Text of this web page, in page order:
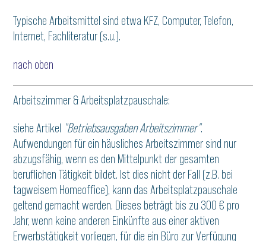
Typische Arbeitsmittel sind etwa KFZ, Computer, Telefon,
Internet, Fachliteratur (s.u.).
nach oben
Arbeitszimmer & Arbeitsplatzpauschale:
siehe Artikel "Betriebsausgaben Arbeitszimmer".
Aufwendungen für ein häusliches Arbeitszimmer sind nur
abzugsfähig, wenn es den Mittelpunkt der gesamten
beruflichen Tätigkeit bildet. Ist dies nicht der Fall (z.B. bei
tagweisem Homeoffice), kann das Arbeitsplatzpauschale
geltend gemacht werden. Dieses beträgt bis zu 300 € pro
Jahr, wenn keine anderen Einkünfte aus einer aktiven
Erwerbstätigkeit vorliegen, für die ein Büro zur Verfügung